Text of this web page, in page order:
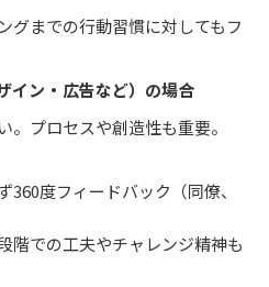
グまでの行動習慣に対してもフ
イン・広告など）の場合
。プロセスや創造性も重要。
360度フィードバック（同僚、
階での工夫やチャレンジ精神も